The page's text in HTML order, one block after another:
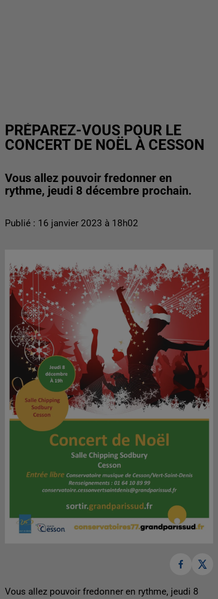
PRÉPAREZ-VOUS POUR LE
CONCERT DE NOËL À CESSON
Vous allez pouvoir fredonner en
rythme, jeudi 8 décembre prochain.
Publié : 16 janvier 2023 à 18h02
Vous allez pouvoir fredonner en rythme, jeudi 8